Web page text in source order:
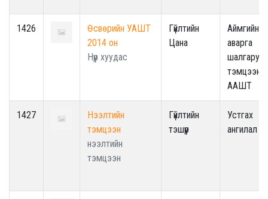
1426
Өсвөрийн УАШТ
2014 он
Нүүр хуудас
Гүйлтийн
Цана
Аймгийн
аварга
тэмцээн -
ААШТ
1427
Нээлтийн
тэмцээн
нээлтийн
тэмцээн
Гүйлтийн
тэшүүр
Устгах
ангилал !!